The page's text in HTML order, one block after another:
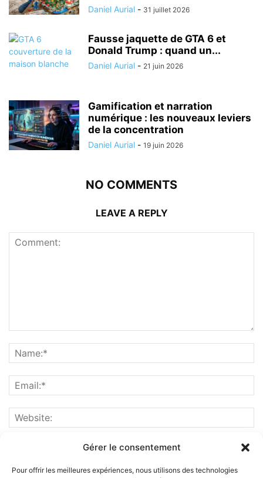
Gérer le consentement
Pour offrir les meilleures expériences, nous utilisons des technologies
Daniel Aurial - 31 juillet 2026
Fausse jaquette de GTA 6 et
Donald Trump : quand un...
Daniel Aurial - 21 juin 2026
Gamification et narration
numérique : les nouveaux leviers
de la concentration
Daniel Aurial - 19 juin 2026
NO COMMENTS
LEAVE A REPLY